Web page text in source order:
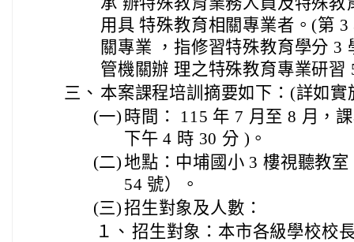
用具 特殊教育相關專業者。(第
關專業 ，指修習特殊教育學分 3
管機關辦 理之特殊教育專業研習
三、 本案課程培訓摘要如下：(詳如實
(一) 時間： 115 年 7 月至 8 月，
下午 4 時 30 分 )。
(二)地點：中埔國小 3 樓視聽教
54 號）。
(三)招生對象及人數：
１、 招生對象：本市各級學校校